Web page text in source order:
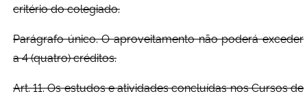
critério do colegiado.
Parágrafo único. O aproveitamento não poderá exceder
a 4 (quatro) créditos.
Art. 11. Os estudos e atividades concluídas nos Cursos de